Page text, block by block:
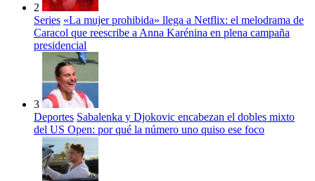
2
Series «La mujer prohibida» llega a Netflix: el melodrama de
Caracol que reescribe a Anna Karénina en plena campaña
presidencial
3
Deportes Sabalenka y Djokovic encabezan el dobles mixto
del US Open: por qué la número uno quiso ese foco